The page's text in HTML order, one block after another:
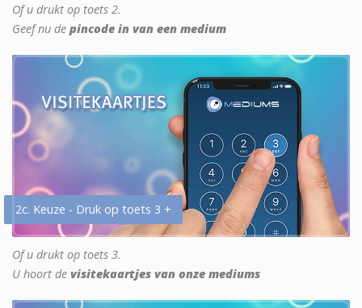
Of u drukt op toets 2.
Geef nu de pincode in van een medium
2c. Keuze - Druk op toets 3 +
Of u drukt op toets 3.
U hoort de visitekaartjes van onze mediums